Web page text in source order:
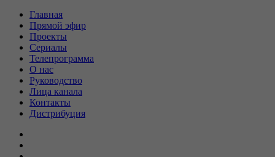
Главная
Прямой эфир
Проекты
Сериалы
Телепрограмма
О нас
Руководство
Лица канала
Контакты
Дистрибуция